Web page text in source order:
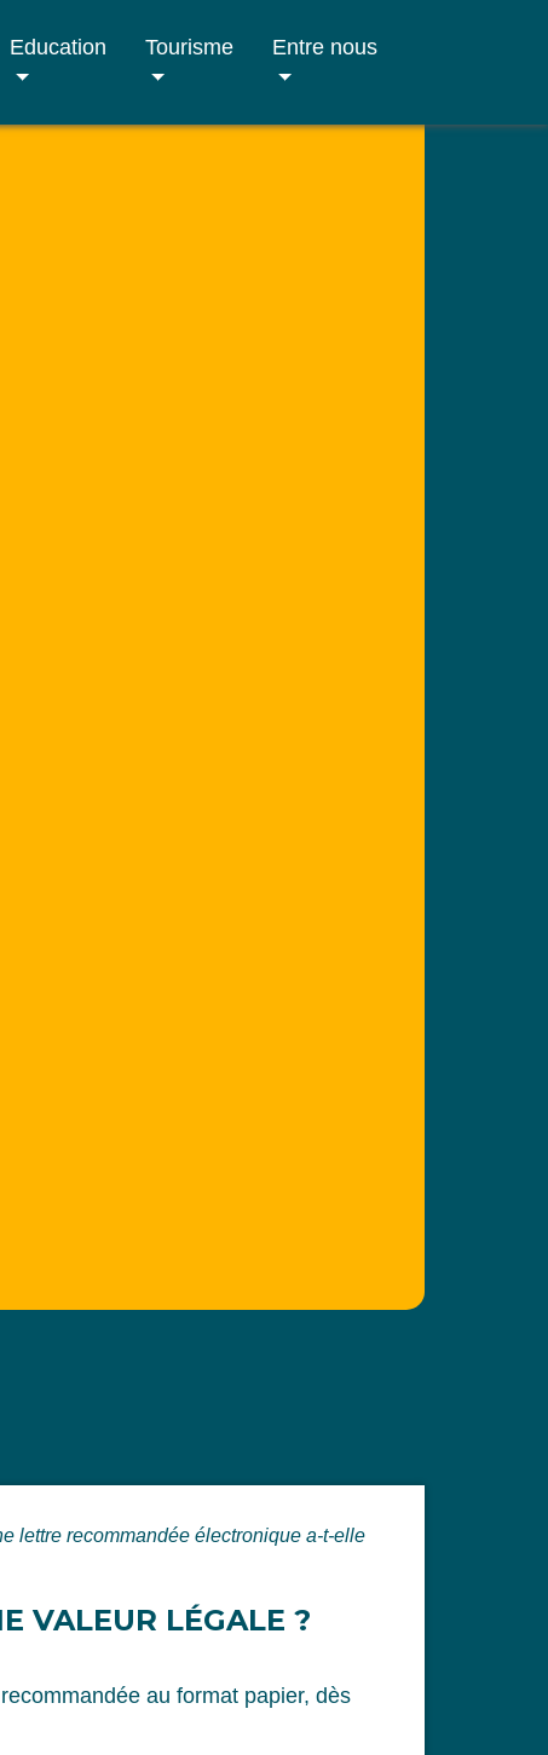
Education Tourisme Entre nous
lettre recommandée électronique a-t-elle
VALEUR LÉGALE ?
au format papier, dès